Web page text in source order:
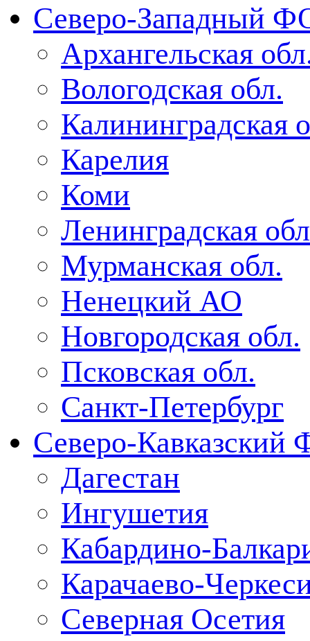
Северо-Западный
Архангельская
Вологодская обл.
Калининградская
Карелия
Коми
Ленинградская
Мурманская обл.
Ненецкий АО
Новгородская обл.
Псковская обл.
Санкт-Петербург
Северо-Кавказский
Дагестан
Ингушетия
Кабардино-
Карачаево-
Северная Осетия